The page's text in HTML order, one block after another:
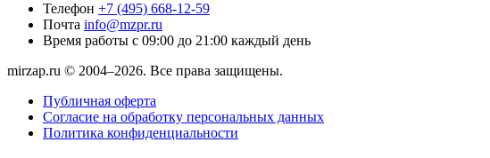
Телефон +7 (495) 668-12-59
Почта info@mzpr.ru
Время работы с 09:00 до 21:00 каждый день
mirzap.ru © 2004–2026. Все права защищены.
Публичная оферта
Согласие на обработку персональных данных
Политика конфиденциальности